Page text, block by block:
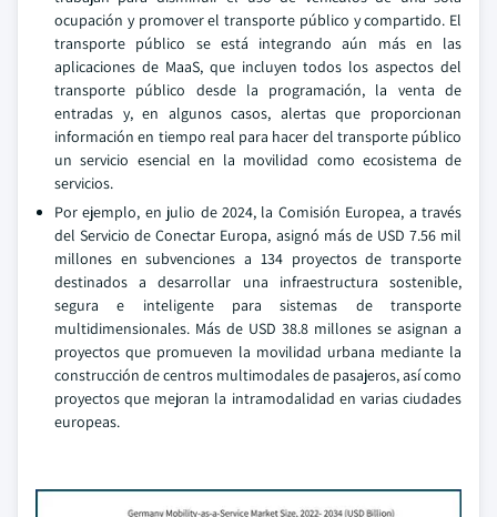
ocupación y promover el transporte público y compartido. El
transporte público se está integrando aún más en las
aplicaciones de MaaS, que incluyen todos los aspectos del
transporte público desde la programación, la venta de
entradas y, en algunos casos, alertas que proporcionan
información en tiempo real para hacer del transporte público
un servicio esencial en la movilidad como ecosistema de
servicios.
Por ejemplo, en julio de 2024, la Comisión Europea, a través
del Servicio de Conectar Europa, asignó más de USD 7.56 mil
millones en subvenciones a 134 proyectos de transporte
destinados a desarrollar una infraestructura sostenible,
segura e inteligente para sistemas de transporte
multidimensionales. Más de USD 38.8 millones se asignan a
proyectos que promueven la movilidad urbana mediante la
construcción de centros multimodales de pasajeros, así como
proyectos que mejoran la intramodalidad en varias ciudades
europeas.